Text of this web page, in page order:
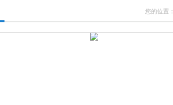
您的位置：